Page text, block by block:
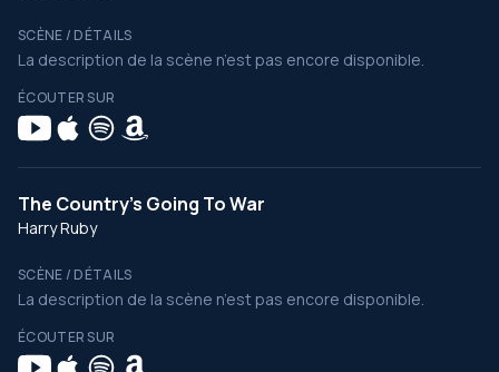
SCÈNE / DÉTAILS
La description de la scène n’est pas encore disponible.
ÉCOUTER SUR
The Country's Going To War
Harry Ruby
SCÈNE / DÉTAILS
La description de la scène n’est pas encore disponible.
ÉCOUTER SUR